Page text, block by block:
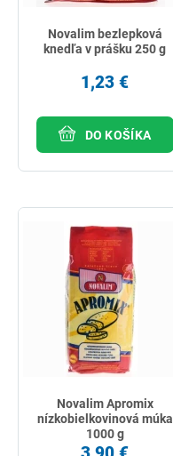
Novalim bezlepková
knedľa v prášku 250 g
1,23 €
DO KOŠÍKA
Novalim Apromix
nízkobielkovinová múka
1000 g